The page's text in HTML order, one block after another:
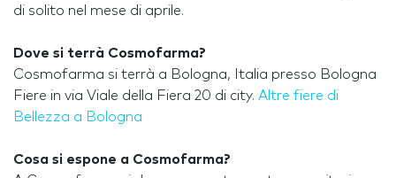
di solito nel mese di aprile.
Dove si terrà Cosmofarma?
Cosmofarma si terrà a Bologna, Italia presso Bologna
Fiere in via Viale della Fiera 20 di city. Altre fiere di
Bellezza a Bologna
Cosa si espone a Cosmofarma?